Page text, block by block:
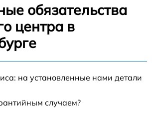
обязательства
центра в
на установленные нами детали
случаем?